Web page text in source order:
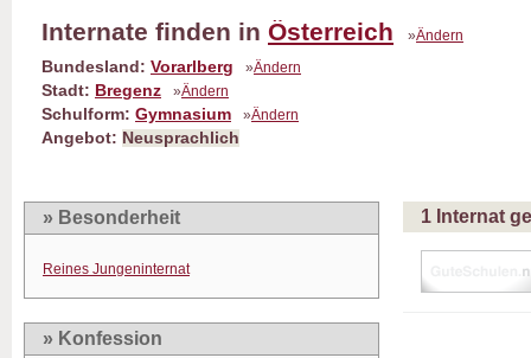
Internate finden in Österreich »Ändern
Bundesland: Vorarlberg »Ändern
Stadt: Bregenz »Ändern
Schulform: Gymnasium »Ändern
Angebot: Neusprachlich
» Besonderheit
Reines Jungeninternat
» Konfession
1 Internat